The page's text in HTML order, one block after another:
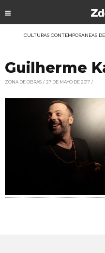
CULTURAS CONTEMPORÁNEAS
Guilherme
ZONA DE OBRAS 27 DE MAYO DE 2017